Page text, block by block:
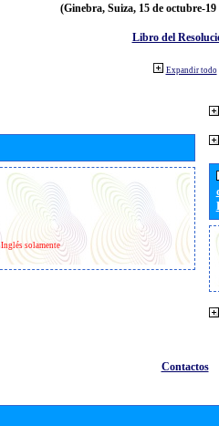
(Ginebra, Suiza, 15 de octubre-19
Libro del
Expandir todo
Inglés solamente
Contactos